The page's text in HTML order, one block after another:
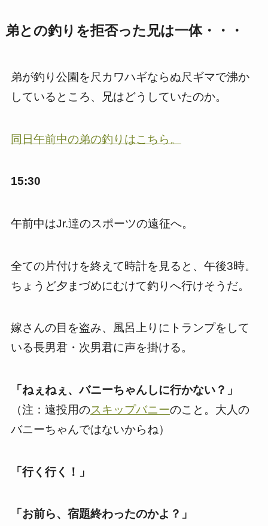
弟との釣りを拒否った兄は一体・・・
弟が釣り公園を尺カワハギならぬ尺ギマで沸か
しているところ、兄はどうしていたのか。
同日午前中の弟の釣りはこちら。
15:30
午前中はJr.達のスポーツの遠征へ。
全ての片付けを終えて時計を見ると、午後3時。
ちょうど夕まづめにむけて釣りへ行けそうだ。
嫁さんの目を盗み、風呂上りにトランプをして
いる長男君・次男君に声を掛ける。
「ねぇねぇ、バニーちゃんしに行かない？」
（注：遠投用のスキップバニーのこと。大人の
バニーちゃんではないからね）
「行く行く！」
「お前ら、宿題終わったのかよ？」